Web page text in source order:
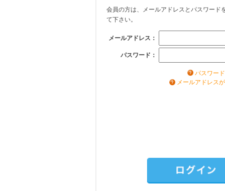
会員の方は、メールアドレスとパスワード
て下さい。
メールアドレス：
パスワード：
パスワー
メールアドレス